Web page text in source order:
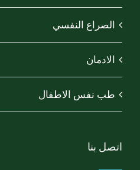
الصراع النفسي
الادمان
طب نفس الاطفال
اتصل بنا